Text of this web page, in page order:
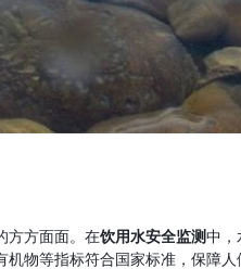
方方面面。在饮用水安全监测中，
物等指标符合国家标准，保障人